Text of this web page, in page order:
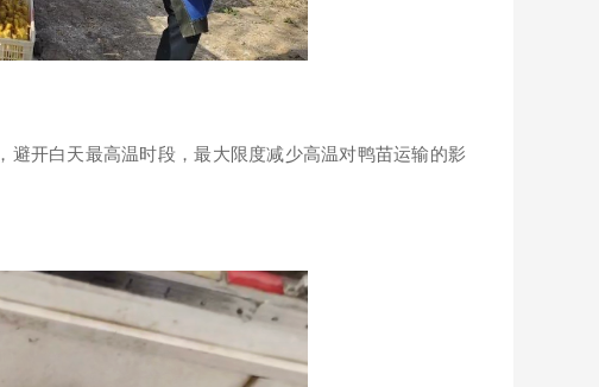
，避开白天最高温时段，最大限度减少高温对鸭苗运输的影